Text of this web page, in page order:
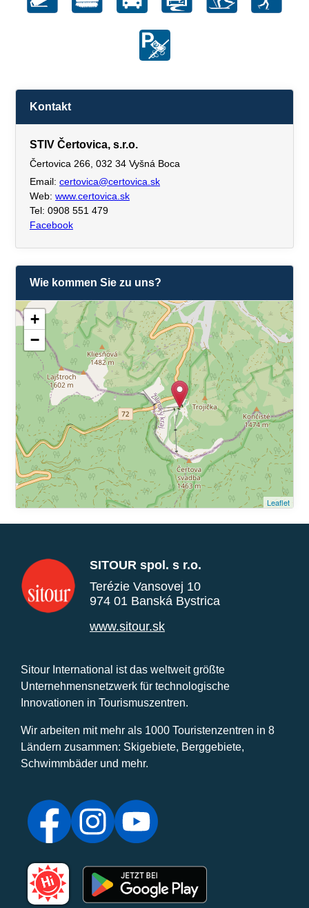
Kontakt
STIV Čertovica, s.r.o.
Čertovica 266, 032 34 Vyšná Boca
Email: certovica@certovica.sk
Web: www.certovica.sk
Tel: 0908 551 479
Facebook
Wie kommen Sie zu uns?
+
−
Leaflet
SITOUR spol. s r.o.
Terézie Vansovej 10
974 01 Banská Bystrica
www.sitour.sk
Sitour International ist das weltweit größte
Unternehmensnetzwerk für technologische
Innovationen in Tourismuszentren.
Wir arbeiten mit mehr als 1000 Touristenzentren in 8
Ländern zusammen: Skigebiete, Berggebiete,
Schwimmbäder und mehr.